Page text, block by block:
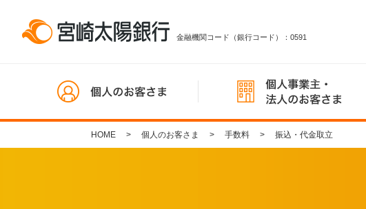
金融機関コード（銀行コード）：0591
HOME 個人のお客さま 手数料 振込・代金取立